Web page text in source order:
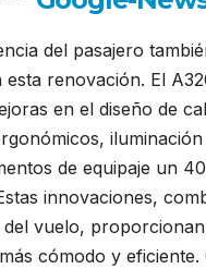
del pasajero
esta renovación. El
en el diseño de
de equipaje un
innovaciones,
del vuelo,
cómodo y eficiente.